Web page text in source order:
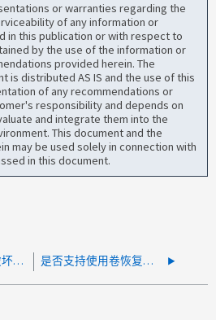
or warranties regarding the
of any information or
in this publication or with respect to
by the use of the information or
provided herein. The
is distributed AS IS and the use of this
of any recommendations or
responsibility and depends on
and integrate them into the
This document and the
may be used solely in connection with
in this document.
重命名 LIF 会造成破坏吗？ 是否支持使用卷恢复队列还原已删除的克隆？